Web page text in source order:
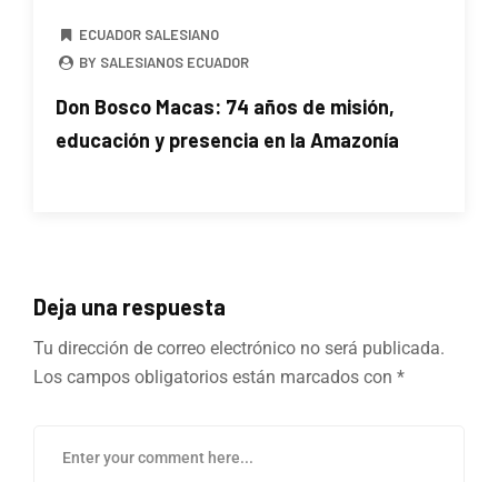
ECUADOR SALESIANO
BY SALESIANOS ECUADOR
Don Bosco Macas: 74 años de misión,
educación y presencia en la Amazonía
Deja una respuesta
Tu dirección de correo electrónico no será publicada.
Los campos obligatorios están marcados con *